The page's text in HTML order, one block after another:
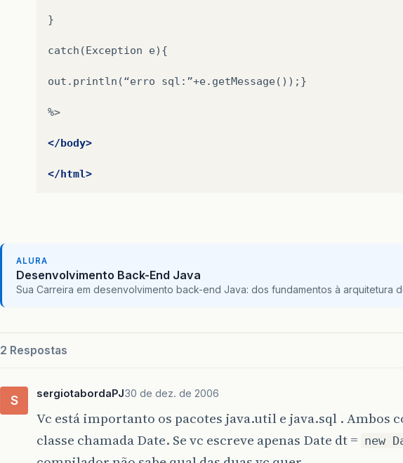
}
catch(Exception e){
out.println(“erro sql:”+e.getMessage());}
%>
</body>
</html>
ALURA
Desenvolvimento Back-End Java
Sua Carreira em desenvolvimento back-end Java: dos fundamentos à arquitetura
2 Respostas
S sergiotabordaPJ30 de dez. de 2006
Vc está importanto os pacotes java.util e java.sql . Ambos
classe chamada Date. Se vc escreve apenas Date dt = new